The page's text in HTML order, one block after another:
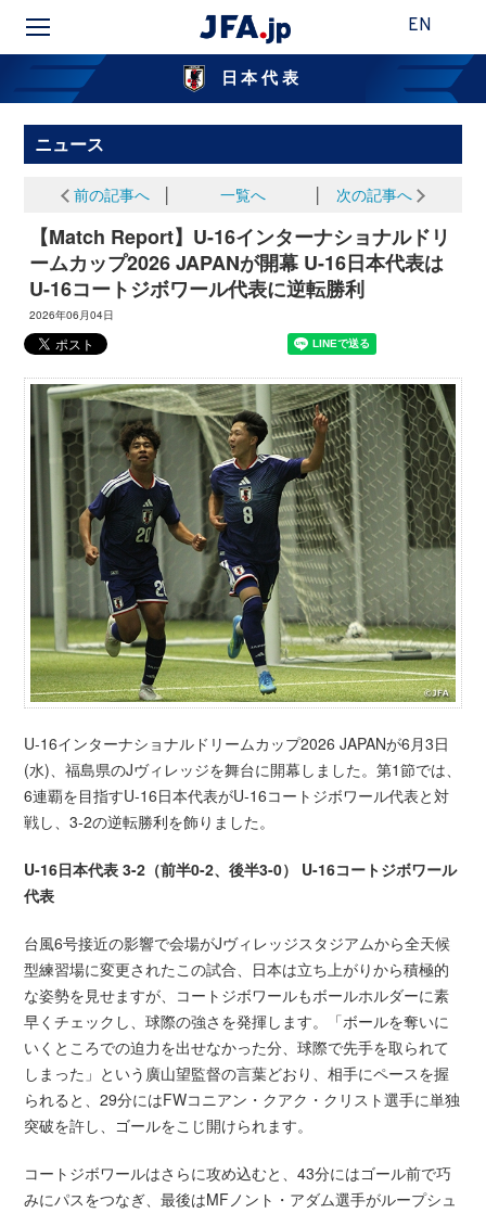
EN
日本代表
ニュース
前の記事へ 一覧へ 次の記事へ
【Match Report】U-16インターナショナルドリ
ームカップ2026 JAPANが開幕 U-16日本代表は
U-16コートジボワール代表に逆転勝利
2026年06月04日
U-16インターナショナルドリームカップ2026 JAPANが6月3日
(水)、福島県のJヴィレッジを舞台に開幕しました。第1節では、
6連覇を目指すU-16日本代表がU-16コートジボワール代表と対
戦し、3-2の逆転勝利を飾りました。
U-16日本代表 3-2（前半0-2、後半3-0） U-16コートジボワール
代表
台風6号接近の影響で会場がJヴィレッジスタジアムから全天候
型練習場に変更されたこの試合、日本は立ち上がりから積極的
な姿勢を見せますが、コートジボワールもボールホルダーに素
早くチェックし、球際の強さを発揮します。「ボールを奪いに
いくところでの迫力を出せなかった分、球際で先手を取られて
しまった」という廣山望監督の言葉どおり、相手にペースを握
られると、29分にはFWコニアン・クアク・クリスト選手に単独
突破を許し、ゴールをこじ開けられます。
コートジボワールはさらに攻め込むと、43分にはゴール前で巧
みにパスをつなぎ、最後はMFノント・アダム選手がループシュ